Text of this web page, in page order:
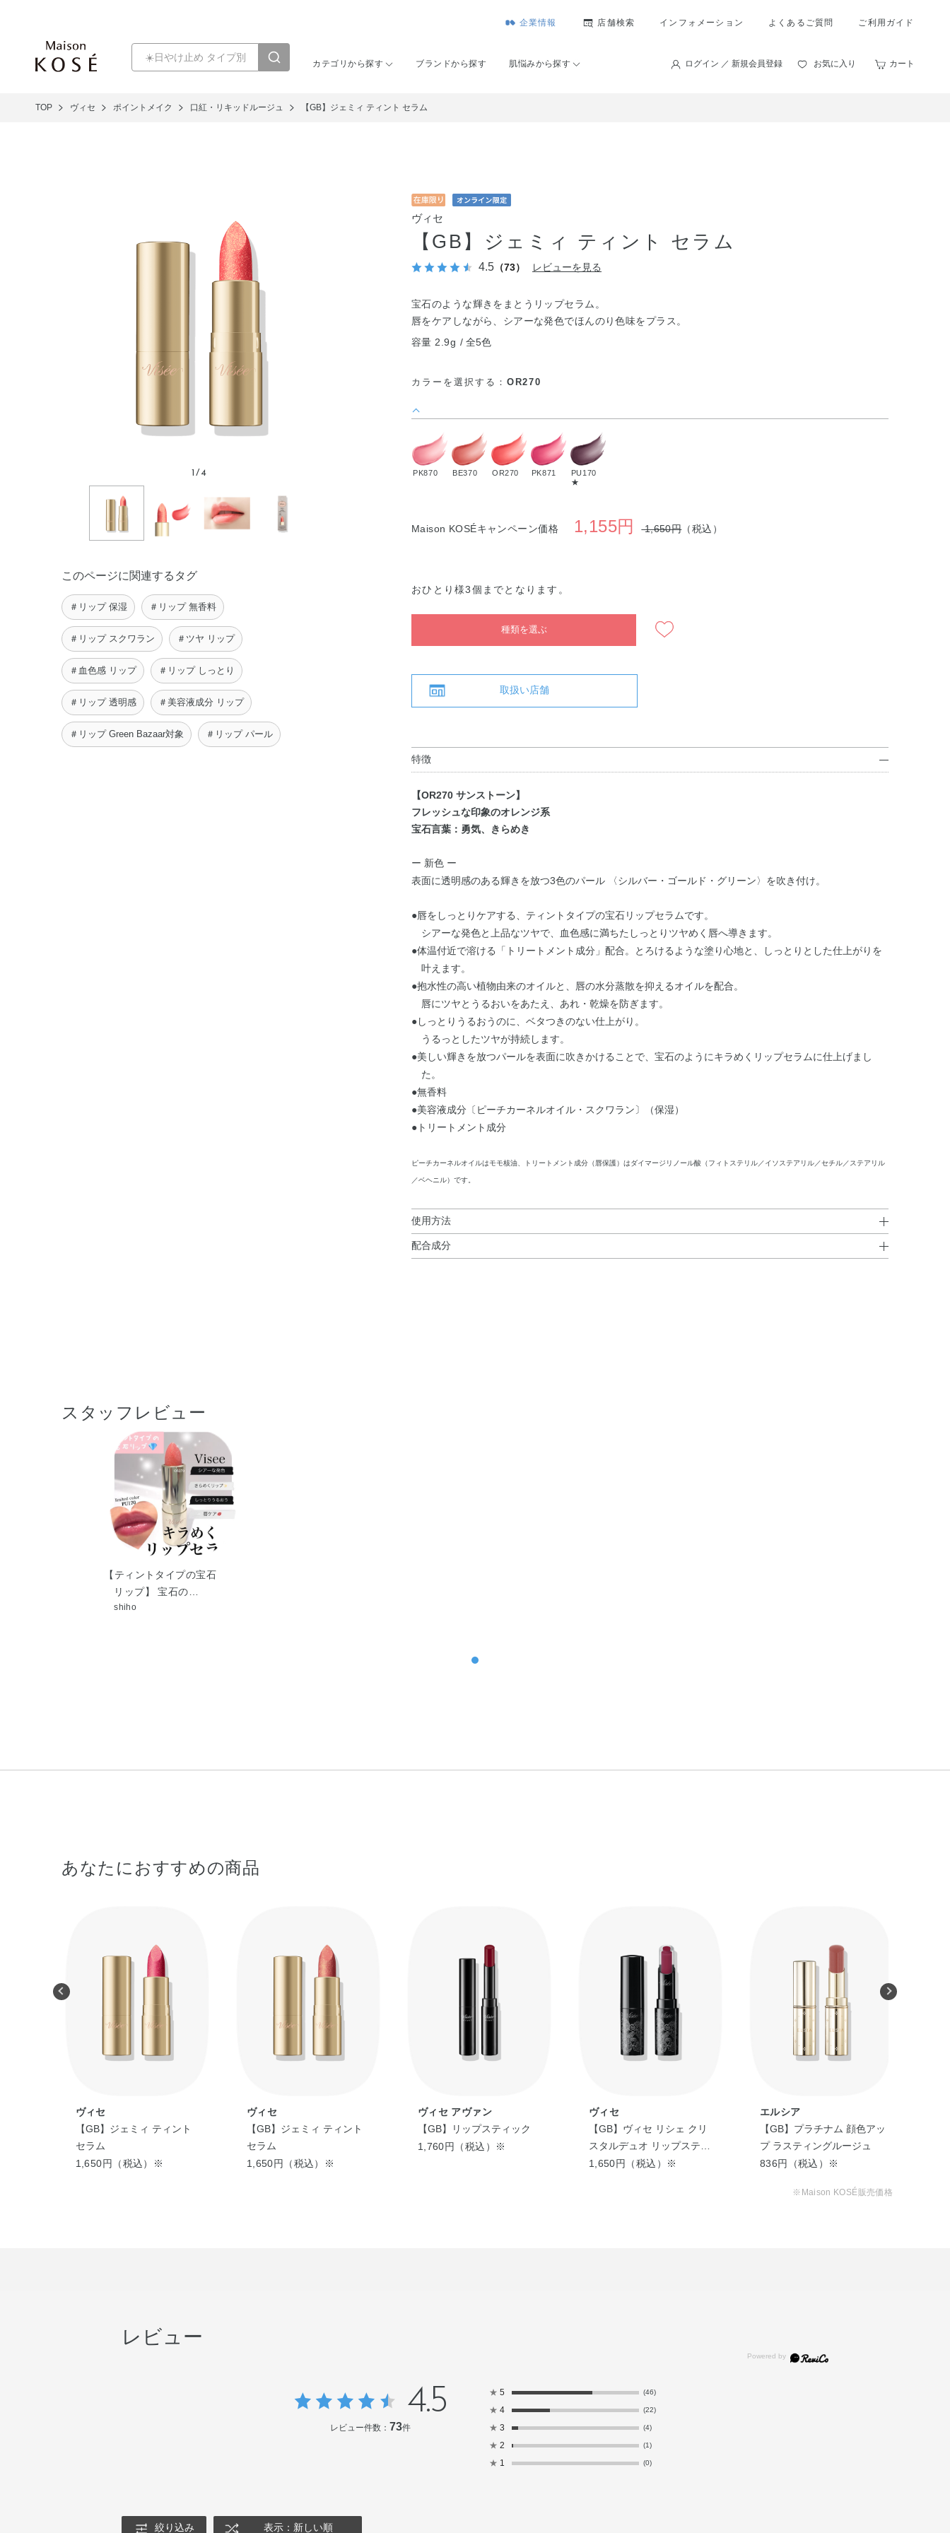
企業情報 店舗検索 インフォメーション よくあるご質問 ご利用ガイド
カテゴリから探す ブランドから探す 肌悩みから探す ログイン ／ 新規会員登録 お気に入り カート
TOP ヴィセ ポイントメイク 口紅・リキッドルージュ 【GB】ジェミィ ティント セラム
1/ 4
このページに関連するタグ
＃リップ 保湿 ＃リップ 無香料
＃リップ スクワラン ＃ツヤ リップ
＃血色感 リップ ＃リップ しっとり
＃リップ 透明感 ＃美容液成分 リップ
＃リップ Green Bazaar対象 ＃リップ パール
ヴィセ
【GB】ジェミィ ティント セラム
4.5 （73） レビューを見る
宝石のような輝きをまとうリップセラム。
唇をケアしながら、シアーな発色でほんのり色味をプラス。
容量 2.9g
全5色
カラーを選択する： OR270
PK870 BE370 OR270 PK871
PU170
★
Maison KOSÉキャンペーン価格 1,155円 1,650円（税込）
おひとり様3個までとなります。
種類を選ぶ
取扱い店舗
特徴
【OR270 サンストーン】
フレッシュな印象のオレンジ系
宝石言葉：勇気、きらめき
ー 新色 ー
表面に透明感のある輝きを放つ3色のパール 〈シルバー・ゴールド・グリーン〉を吹き付け。
●唇をしっとりケアする、ティントタイプの宝石リップセラムです。
シアーな発色と上品なツヤで、血色感に満ちたしっとりツヤめく唇へ導きます。
●体温付近で溶ける「トリートメント成分」配合。とろけるような塗り心地と、しっとりとした仕上がりを
叶えます。
●抱水性の高い植物由来のオイルと、唇の水分蒸散を抑えるオイルを配合。
唇にツヤとうるおいをあたえ、あれ・乾燥を防ぎます。
●しっとりうるおうのに、ベタつきのない仕上がり。
うるっとしたツヤが持続します。
●美しい輝きを放つパールを表面に吹きかけることで、宝石のようにキラめくリップセラムに仕上げまし
た。
●無香料
●美容液成分〔ピーチカーネルオイル・スクワラン〕（保湿）
●トリートメント成分
ピーチカーネルオイルはモモ核油、トリートメント成分（唇保護）はダイマージリノール酸（フィトステリル／イソステアリル／セチル／ステアリル
／ベヘニル）です。
使用方法
使用方法
配合成分
スタッフレビュー
【ティントタイプの宝石
リップ】 宝石の…
shiho
あなたにおすすめの商品
ヴィセ
【GB】ジェミィ ティント
セラム
1,650円（税込）※
ヴィセ
【GB】ジェミィ ティント
セラム
1,650円（税込）※
ヴィセ アヴァン
【GB】リップスティック
1,760円（税込）※
ヴィセ
【GB】ヴィセ リシェ クリ
スタルデュオ リップスティ
ック
1,650円（税込）※
エルシア
【GB】プラチナム 顔色アッ
プ ラスティングルージュ
836円（税込）※
※Maison KOSÉ販売価格
レビュー
4.5
レビュー件数： 73件
★ 5 (46)
★ 4 (22)
★ 3 (4)
★ 2 (1)
★ 1 (0)
絞り込み 表示：新しい順